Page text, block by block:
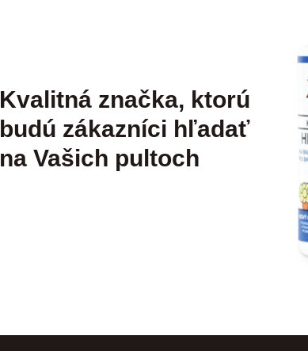
Kvalitná značka, ktorú
budú zákazníci hľadať
na Vašich pultoch